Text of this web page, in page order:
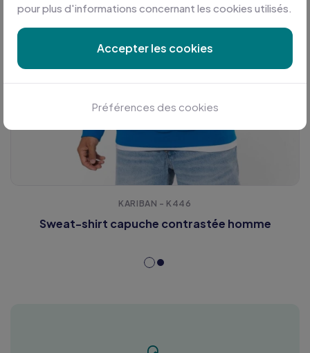
KARIBAN - K446
Sweat-shirt capuche contrastée homme
pour plus d'informations concernant les cookies utilisés.
Accepter les cookies
Préférences des cookies